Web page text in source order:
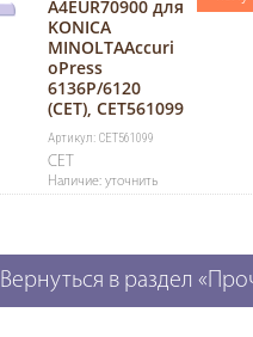
A4EUR70900 для
KONICA
MINOLTAAccuri
oPress
6136P/6120
(CET), CET561099
Артикул: CET561099
CET
Наличие: уточнить
Вернуться в раздел